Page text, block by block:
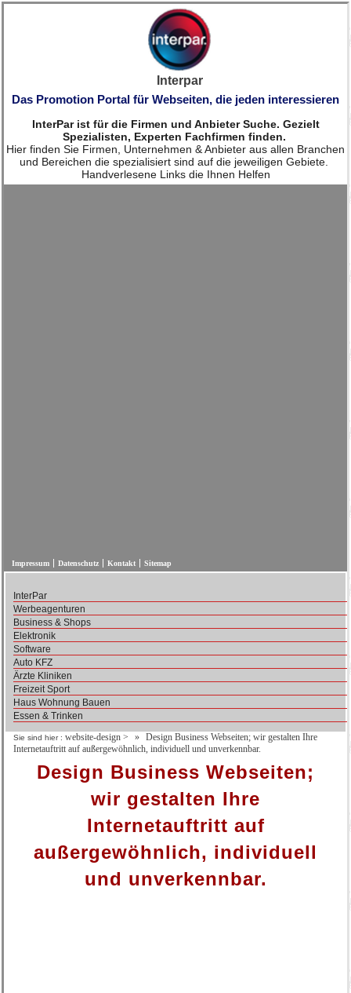
Interpar
Das Promotion Portal für Webseiten, die jeden interessieren
InterPar ist für die Firmen und Anbieter Suche. Gezielt
Spezialisten, Experten Fachfirmen finden.
Hier finden Sie Firmen, Unternehmen & Anbieter aus allen Branchen
und Bereichen die spezialisiert sind auf die jeweiligen Gebiete.
Handverlesene Links die Ihnen Helfen
Impressum Datenschutz Kontakt Sitemap
InterPar
Werbeagenturen
Business & Shops
Elektronik
Software
Auto KFZ
Ärzte Kliniken
Freizeit Sport
Haus Wohnung Bauen
Essen & Trinken
Sie sind hier : website-design >
Design Business Webseiten; wir gestalten Ihre
Internetauftritt auf außergewöhnlich, individuell und unverkennbar.
Design Business Webseiten;
wir gestalten Ihre
Internetauftritt auf
außergewöhnlich, individuell
und unverkennbar.